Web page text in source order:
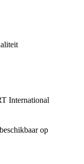
International
op